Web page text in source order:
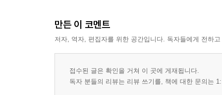
길마재 팽나무
삼년고개 나무꾼
계수저수지
구석골 향나무
매화꽃 마을
만든 이 코멘트
저자, 역자, 편집자를 위한 공간입니다. 독자들에게 전하
접수된 글은 확인을 거쳐 이 곳에 게재됩니다.
독자 분들의 리뷰는 리뷰 쓰기를, 책에 대한 문의는